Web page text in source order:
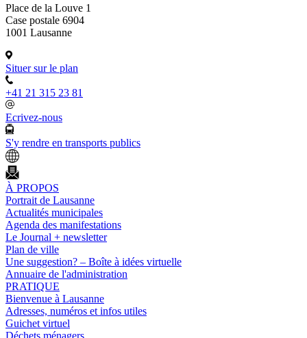
Place de la Louve 1
Case postale 6904
1001 Lausanne
Situer sur le plan
+41 21 315 23 81
Ecrivez-nous
S'y rendre en transports publics
À PROPOS
Portrait de Lausanne
Actualités municipales
Agenda des manifestations
Le Journal + newsletter
Plan de ville
Une suggestion? – Boîte à idées virtuelle
Annuaire de l'administration
PRATIQUE
Bienvenue à Lausanne
Adresses, numéros et infos utiles
Guichet virtuel